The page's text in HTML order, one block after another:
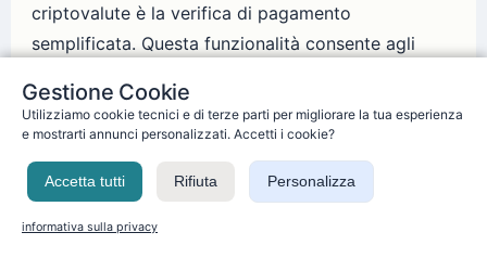
criptovalute è la verifica di pagamento
semplificata. Questa funzionalità consente agli
nodo di rete completo. Invece, l'utente deve solo
conservare una copia delle intestazioni del blocco
della catena di prova di lavoro più lunga.
Attraverso le intestazioni del blocco, l'utente può
ottenere il ramo Merkle che collega la transazione
Gestione Cookie
Utilizziamo cookie tecnici e di terze parti per migliorare la tua esperienza
e mostrarti annunci personalizzati. Accetti i cookie?
Accetta tutti Rifiuta Personalizza
informativa sulla privacy